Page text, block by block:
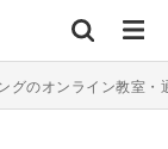
グのオンライン教室・